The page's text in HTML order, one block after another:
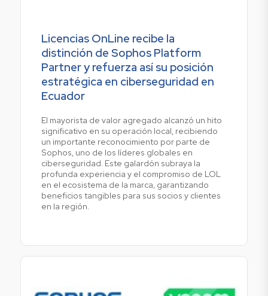
Licencias OnLine recibe la
distinción de Sophos Platform
Partner y refuerza así su posición
estratégica en ciberseguridad en
Ecuador
El mayorista de valor agregado alcanzó un hito
significativo en su operación local, recibiendo
un importante reconocimiento por parte de
Sophos, uno de los líderes globales en
ciberseguridad. Este galardón subraya la
profunda experiencia y el compromiso de LOL
en el ecosistema de la marca, garantizando
beneficios tangibles para sus socios y clientes
en la región.